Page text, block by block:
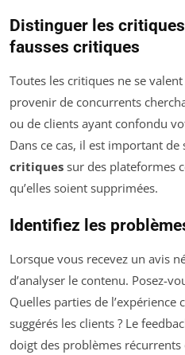
Distinguer les
fausses critiques
Toutes les critiques ne se
provenir de concurrents
ou de clients ayant confondu
Dans ce cas, il est important de
critiques sur des plateformes
qu’elles soient supprimées.
Identifiez les
Lorsque vous recevez un avis
d’analyser le contenu. Posez-
Quelles parties de l’expérience
suggérés les clients ? Le
doigt des problèmes